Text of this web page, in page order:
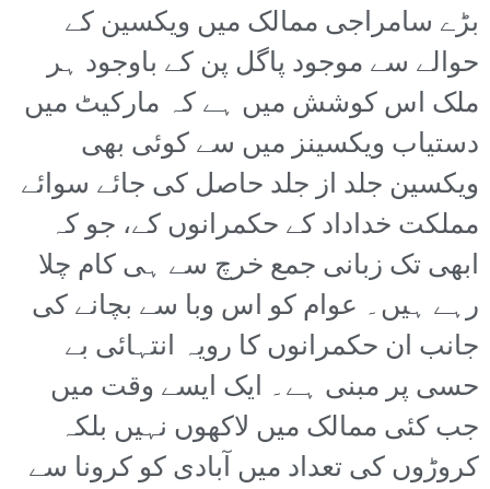
بڑے سامراجی ممالک میں ویکسین کے
حوالے سے موجود پاگل پن کے باوجود ہر
ملک اس کوشش میں ہے کہ مارکیٹ میں
دستیاب ویکسینز میں سے کوئی بھی
ویکسین جلد از جلد حاصل کی جائے سوائے
مملکت خداداد کے حکمرانوں کے، جو کہ
ابھی تک زبانی جمع خرچ سے ہی کام چلا
رہے ہیں۔ عوام کو اس وبا سے بچانے کی
جانب ان حکمرانوں کا رویہ انتہائی بے
حسی پر مبنی ہے۔ ایک ایسے وقت میں
جب کئی ممالک میں لاکھوں نہیں بلکہ
کروڑوں کی تعداد میں آبادی کو کرونا سے